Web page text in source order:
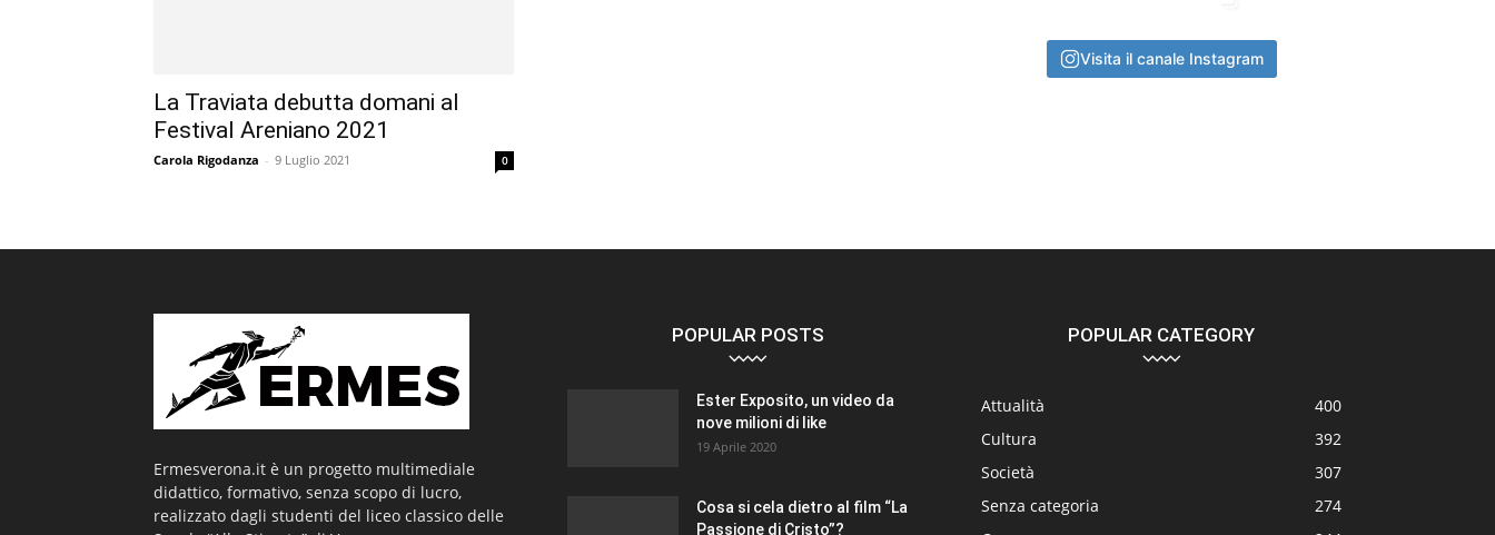
La Traviata debutta domani al
Festival Areniano 2021
Carola Rigodanza - 9 Luglio 2021 0
Visita il canale Instagram
Ermesverona.it è un progetto multimediale
didattico, formativo, senza scopo di lucro,
realizzato dagli studenti del liceo classico delle
POPULAR POSTS
Ester Exposito, un video da
nove milioni di like
19 Aprile 2020
Cosa si cela dietro al film “La
Passione di Cristo”?
POPULAR CATEGORY
Attualità
400
Cultura
392
Società
307
Senza categoria
274